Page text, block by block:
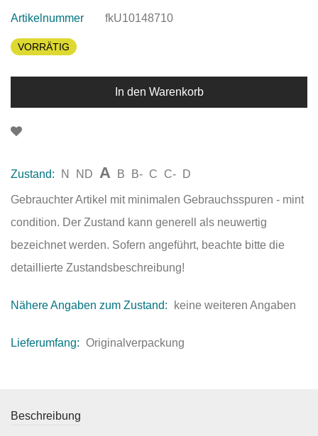
Artikelnummer
fkU10148710
VORRÄTIG
In den Warenkorb
Zustand: N ND A B B- C C- D
Gebrauchter Artikel mit minimalen Gebrauchsspuren - mint
condition. Der Zustand kann generell als neuwertig
bezeichnet werden. Sofern angeführt, beachte bitte die
detaillierte Zustandsbeschreibung!
Nähere Angaben zum Zustand: keine weiteren Angaben
Lieferumfang: Originalverpackung
Beschreibung